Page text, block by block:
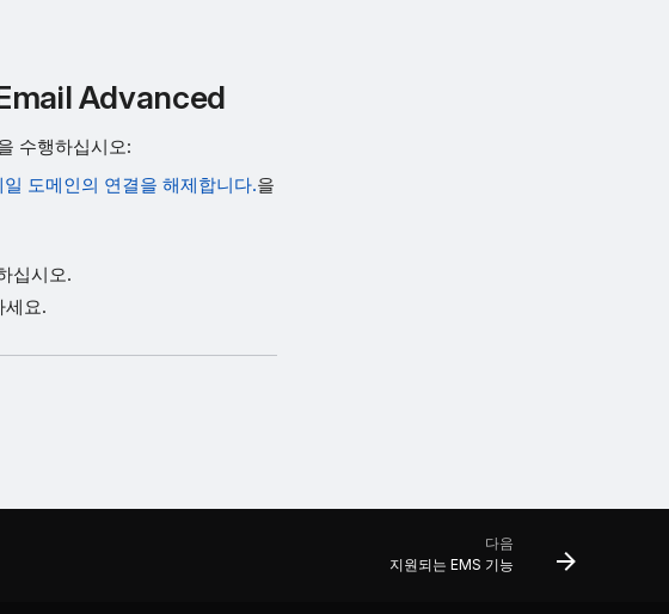
Advanced
수행하십시오:
도메인의 연결을 해제합니다.을
십시오.
세요.
다음
지원되는 EMS 기능